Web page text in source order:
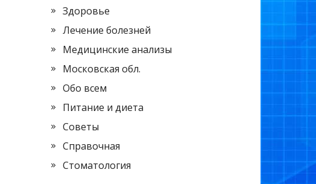
Здоровье
Лечение болезней
Медицинские анализы
Московская обл.
Обо всем
Питание и диета
Советы
Справочная
Стоматология